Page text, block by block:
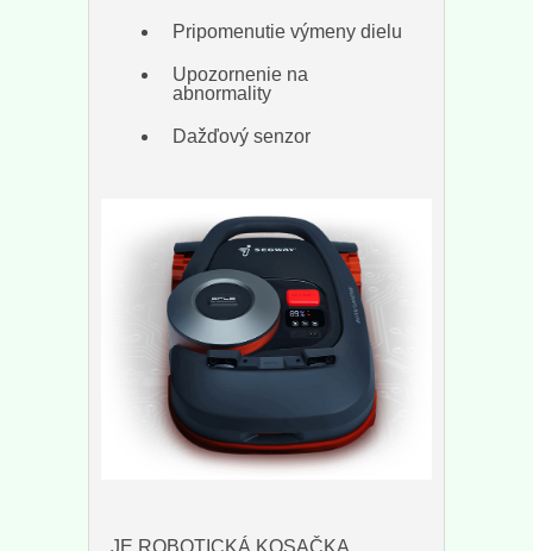
Pripomenutie výmeny dielu
Upozornenie na
abnormality
Dažďový senzor
JE ROBOTICKÁ KOSAČKA